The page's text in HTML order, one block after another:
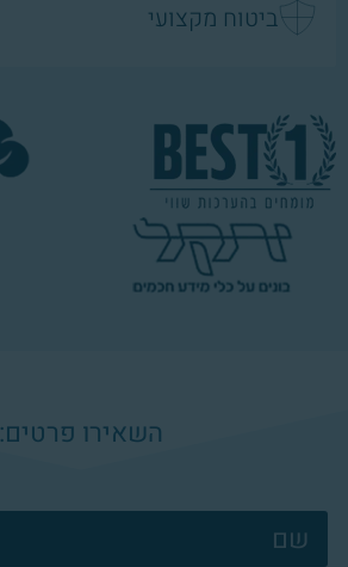
ביטוח מקצועי
השאירו פרטים:
צרו